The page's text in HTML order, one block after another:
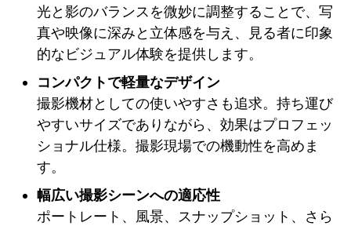
光と影のバランスを微妙に調整することで、写
真や映像に深みと立体感を与え、見る者に印象
的なビジュアル体験を提供します。
コンパクトで軽量なデザイン
撮影機材としての使いやすさも追求。持ち運び
やすいサイズでありながら、効果はプロフェッ
ショナル仕様。撮影現場での機動性を高めま
す。
幅広い撮影シーンへの適応性
ポートレート、風景、スナップショット、さら